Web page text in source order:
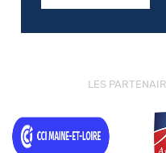
LES